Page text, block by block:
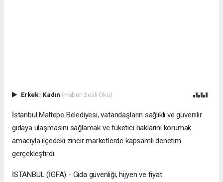
Erkek| Kadın (Haberi Sesli Oku)
İstanbul Maltepe Belediyesi, vatandaşların sağlıklı ve güvenilir
gıdaya ulaşmasını sağlamak ve tüketici haklarını korumak
amacıyla ilçedeki zincir marketlerde kapsamlı denetim
gerçekleştirdi.
İSTANBUL (İGFA) - Gıda güvenliği, hijyen ve fiyat